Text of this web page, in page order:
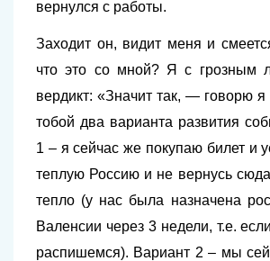
вернулся с работы.
Заходит он, видит меня и
что это со мной? Я с грозным
вердикт: «Значит так, — говорю
тобой два варианта развития
1 – я сейчас же покупаю билет и
теплую Россию и не вернусь
тепло (у нас была назначена
Валенсии через 3 недели, т.е.
распишемся). Вариант 2 – мы